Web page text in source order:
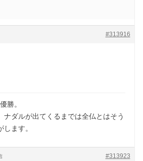
#313916
勝。
ナダルが出てくるまでは全仏とはそう
ます。
#313923